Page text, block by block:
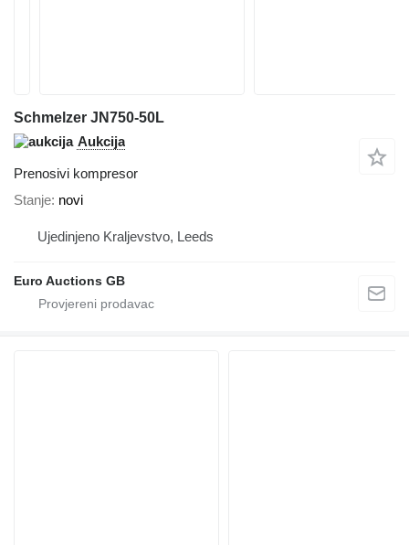
Schmelzer JN750-50L
Aukcija
Prenosivi kompresor
Stanje novi
Ujedinjeno Kraljevstvo, Leeds
Euro Auctions GB